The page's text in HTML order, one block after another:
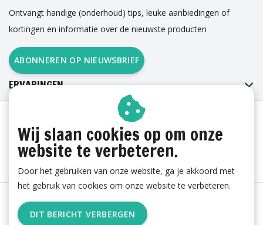
Ontvangt handige (onderhoud) tips, leuke aanbiedingen of
kortingen en informatie over de nieuwste producten
ABONNEREN OP NIEUWSBRIEF
ERVARINGEN
Algemene voorwaarden | Cookies
RSS Feed
Wij slaan cookies op om onze
website te verbeteren.
Door het gebruiken van onze website, ga je akkoord met
het gebruik van cookies om onze website te verbeteren.
DIT BERICHT VERBERGEN